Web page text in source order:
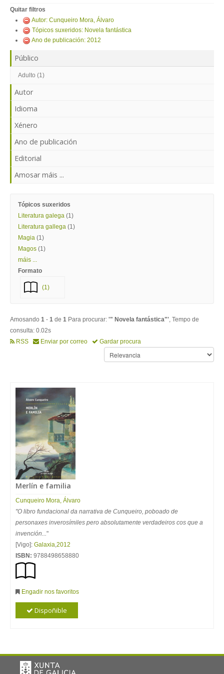
Quitar filtros
Autor: Cunqueiro Mora, Álvaro
Tópicos suxeridos: Novela fantástica
Ano de publicación: 2012
Público
Adulto (1)
Autor
Idioma
Xénero
Ano de publicación
Editorial
Amosar máis ...
Tópicos suxeridos
Literatura galega (1)
Literatura gallega (1)
Magia (1)
Magos (1)
máis ...
Formato
(1)
Amosando 1 - 1 de 1 Para procurar: '" Novela fantástica"', Tempo de
consulta: 0.02s
RSS
Enviar por correo Gardar procura
Merlín e familia
Cunqueiro Mora, Álvaro
"O libro fundacional da narrativa de Cunqueiro, poboado de
personaxes inverosímiles pero absolutamente verdadeiros cos que a
invención..."
[Vigo]: Galaxia,2012
ISBN: 9788498658880
Engadir nos favoritos
Dispoñible